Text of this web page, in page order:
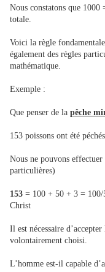
Nous constatons que
totale.
Voici la règle
également des règles
mathématique.
Exemple :
Que penser de la pêche
153 poissons ont été
Nous ne pouvons effectuer
particulières)
153 = 100 + 50 + 3 =
Christ
Il est nécessaire
volontairement choisi.
L’homme est-il capable